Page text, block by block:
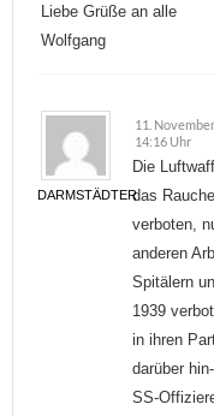
Liebe Grüße an alle
Wolfgang
DARMSTÄDTER
11.
14:16 Uhr
Die
das
verboten,
anderen
Spitälern
1939
in ihren
darüber
SS-